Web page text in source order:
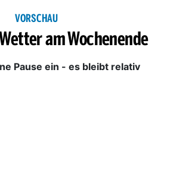
VORSCHAU
am Wochenende
Pause ein - es bleibt relativ